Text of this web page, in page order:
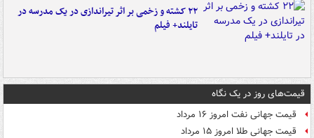
۲۲ کشته و زخمی بر اثر تیراندازی در یک مدرسه در
تایلند+ فیلم
قیمت‌های روز در یک نگاه
قیمت جهانی نفت امروز ۱۶ مرداد
قیمت جهانی طلا امروز ۱۵ مرداد